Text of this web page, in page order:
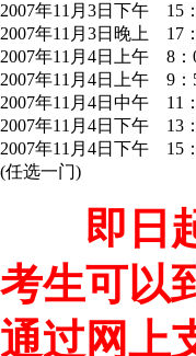
2007年11月3日下午 15
2007年11月3日晚上 17
2007年11月4日上午 8：
2007年11月4日上午 9：
2007年11月4日中午 11
2007年11月4日下午 13
2007年11月4日下午 15
(任选一门)
即日
考生可以
通过网上